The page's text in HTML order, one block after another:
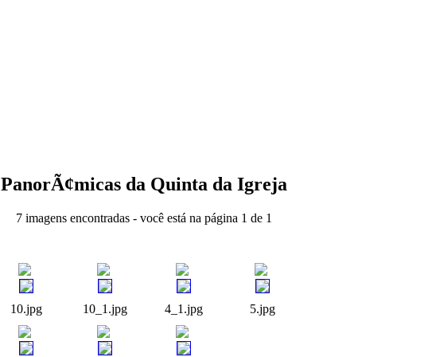
PanorÃ¢micas da Quinta da Igreja
7 imagens encontradas - você está na página 1 de 1
10.jpg 10_1.jpg 4_1.jpg 5.jpg